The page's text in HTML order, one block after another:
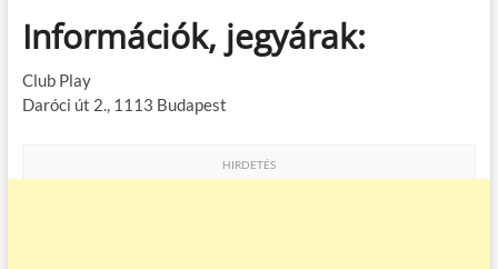
Információk, jegyárak:
Club Play
Daróci út 2., 1113 Budapest
HIRDETÉS